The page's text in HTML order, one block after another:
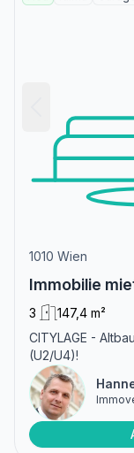
1010 Wien
Immobilie
3
147,4 m²
CITYLAGE -
(U2/U4)!